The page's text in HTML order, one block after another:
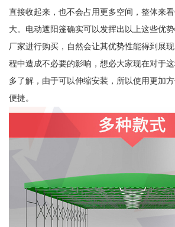
直接收起来，也不会占用更多空间，整体来
大。电动遮阳篷确实可以发挥出以上这些优
厂家进行购买，自然会让其优势性能得到展
程中造成不必要的影响，想必大家现在对于
多了解，由于可以伸缩安装，所以使用更加
便捷。